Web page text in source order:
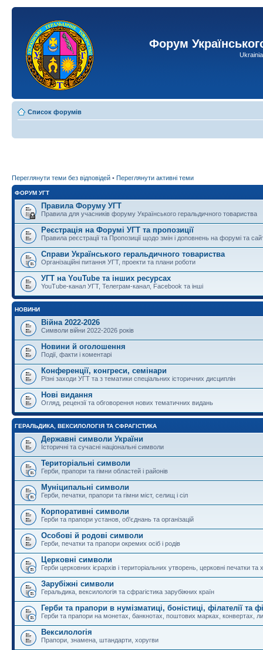
Форум
Список форумів
Переглянути теми без відповідей • Переглянути активні теми
ФОРУМ УГТ
Правила Форуму УГТ
Правила для учасників форуму Українського геральдичного товариства
Реєстрація на Форумі УГТ та пропозиції
Правила реєстрації та Пропозиції щодо змін і доповнень на форумі та
Справи Українського геральдичного товариства
Організаційні питання УГТ, проекти та плани роботи
УГТ на YouTube та інших ресурсах
YouTube-канал УГТ, Телеграм-канал, Facebook та інші
НОВИНИ
Війна 2022-2026
Символи війни 2022-2026 років
Новини й оголошення
Події, факти і коментарі
Конференції, конгреси, семінари
Різні заходи УГТ та з тематики спеціальних історичних дисциплін
Нові видання
Огляд, рецензії та обговорення нових тематичних видань
ГЕРАЛЬДИКА, ВЕКСИЛОЛОГІЯ ТА СФРАГІСТИКА
Державні символи України
Історичні та сучасні національні символи
Територіальні символи
Герби, прапори та гімни областей і районів
Муніципальні символи
Герби, печатки, прапори та гімни міст, селищ і сіл
Корпоративні символи
Герби та прапори установ, об'єднань та організацій
Особові й родові символи
Герби, печатки та прапори окремих осіб і родів
Церковні символи
Герби церковних ієрархів і територіальних утворень, церковні печатки та
Зарубіжні символи
Геральдика, вексилологія та сфрагістика зарубіжних країн
Герби та прапори в нумізматиці, боністиці, філателії та
Герби та прапори на монетах, банкнотах, поштових марках, конвертах,
Вексилологія
Прапори, знамена, штандарти, хоругви